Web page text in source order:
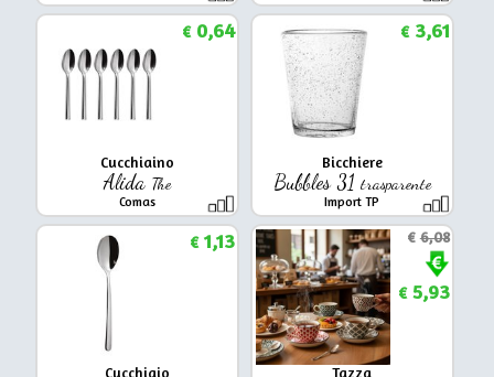
Cucchiaino
Alida The
Comas
€0,64
Bicchiere
Bubbles 31 trasparente
Import TP
€3,61
Cucchiaio
€1,13
Tazza
€6,08
€5,93